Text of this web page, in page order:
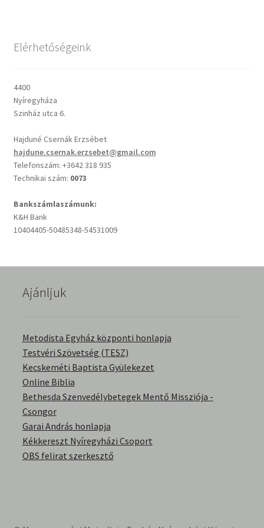
Napi Ige: Evangélikus bibliaolvasó Útmutató
Mindennapi kenyerünk
Bemutatkozás
Kérdések és válaszok
Kitekintés
Könyvtár
Család-Házasság
Elérhetőségeink
4400
Nyíregyháza
Szinház utca 6.
Hajduné Csernák Erzsébet
hajdune.csernak.erzsebet@gmail.com
Telefonszám: +3642 318 935
Technikai szám: 0073
Bankszámlaszámunk:
K&H Bank
10404405-50485348-54531009
Ajánljuk
Metodista Egyház központi honlapja
Testvéri Szövetség (TESZ)
Kecskeméti Baptista Gyülekezet
Online Biblia
Bethesda Szenvedélybetegek Mentő Missziója -
Csongor
Garai András honlapja
Kékkereszt Nyíregyházi Csoport
OBS felirat szerkesztő